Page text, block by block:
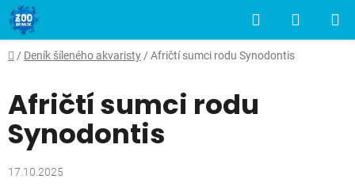
Přejít
na
obsah
Hledat
KOŠÍK
Domů
/ Deník šíleného akvaristy / Afričtí sumci rodu Synodontis
Afričtí sumci rodu
Synodontis
17.10.2025